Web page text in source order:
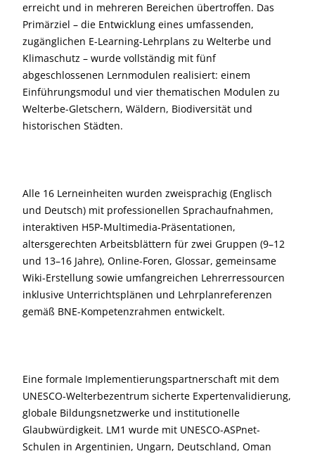
erreicht und in mehreren Bereichen übertroffen. Das
Primärziel – die Entwicklung eines umfassenden,
zugänglichen E-Learning-Lehrplans zu Welterbe und
Klimaschutz – wurde vollständig mit fünf
abgeschlossenen Lernmodulen realisiert: einem
Einführungsmodul und vier thematischen Modulen zu
Welterbe-Gletschern, Wäldern, Biodiversität und
historischen Städten.
Alle 16 Lerneinheiten wurden zweisprachig (Englisch
und Deutsch) mit professionellen Sprachaufnahmen,
interaktiven H5P-Multimedia-Präsentationen,
altersgerechten Arbeitsblättern für zwei Gruppen (9–12
und 13–16 Jahre), Online-Foren, Glossar, gemeinsame
Wiki-Erstellung sowie umfangreichen Lehrerressourcen
inklusive Unterrichtsplänen und Lehrplanreferenzen
gemäß BNE-Kompetenzrahmen entwickelt.
Eine formale Implementierungspartnerschaft mit dem
UNESCO-Welterbezentrum sicherte Expertenvalidierung,
globale Bildungsnetzwerke und institutionelle
Glaubwürdigkeit. LM1 wurde mit UNESCO-ASPnet-
Schulen in Argentinien, Ungarn, Deutschland, Oman